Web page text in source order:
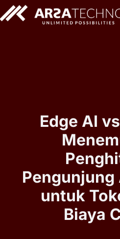
Edge AI
Pengunjung
untuk
Biaya